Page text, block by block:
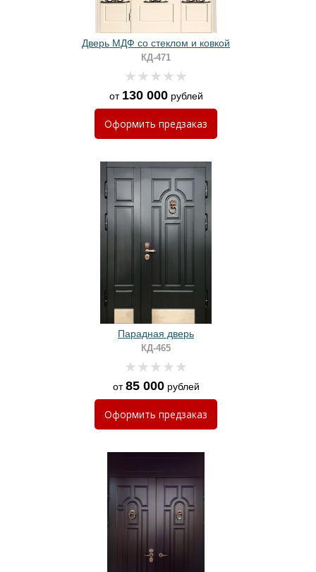
Дверь МДФ со стеклом и ковкой
КД-471
от 130 000рублей
Оформить предзаказ
Парадная дверь
КД-465
от85 000рублей
Оформить предзаказ